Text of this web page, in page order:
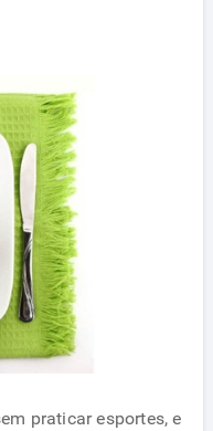
praticar esportes, e